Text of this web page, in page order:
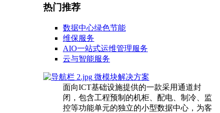
热门推荐
数据中心绿色节能
维保服务
AIO一站式运维管理服务
云与智能服务
微模块解决方案
面向ICT基础设施提供的一款采用通道封
闭，包含工程预制的机柜、配电、制冷、监
控等功能单元的独立的小型数据中心，为客